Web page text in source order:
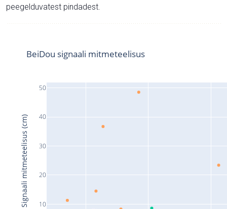
peegelduvatest pindadest.
10
20
30
40
50
BeiDou signaali mitmeteelisus
Signaali mitmeteelisus (cm)